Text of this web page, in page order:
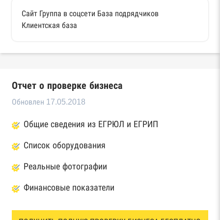
Сайт Группа в соцсети База подрядчиков
Клиентская база
Отчет о проверке бизнеса
Обновлен 17.05.2018
Общие сведения из ЕГРЮЛ и ЕГРИП
Список оборудования
Реальные фотографии
Финансовые показатели